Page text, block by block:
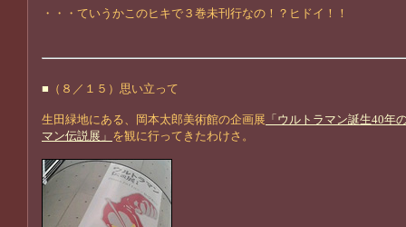
・・・ていうかこのヒキで３巻未刊行なの！？ヒドイ！！
■ （８／１５）思い立って
生田緑地にある、岡本太郎美術館の企画展 「ウルトラマン誕生40年
マン伝説展」 を観に行ってきたわけさ。